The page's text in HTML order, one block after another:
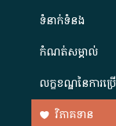
ទំនាក់ទំនង
កំណត់សម្គាល់
លក្ខខណ្ឌនៃការប្រ
វិភាគទាន